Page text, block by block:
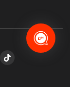
TikTok